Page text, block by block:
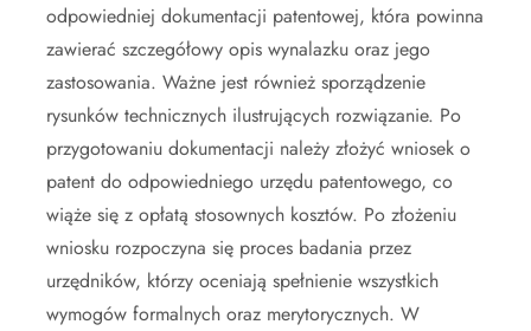
odpowiedniej dokumentacji patentowej, która powinna
zawierać szczegółowy opis wynalazku oraz jego
zastosowania. Ważne jest również sporządzenie
rysunków technicznych ilustrujących rozwiązanie. Po
przygotowaniu dokumentacji należy złożyć wniosek o
patent do odpowiedniego urzędu patentowego, co
wiąże się z opłatą stosownych kosztów. Po złożeniu
wniosku rozpoczyna się proces badania przez
urzędników, którzy oceniają spełnienie wszystkich
wymogów formalnych oraz merytorycznych. W